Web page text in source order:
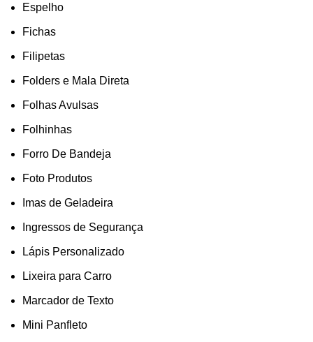
Espelho
Fichas
Filipetas
Folders e Mala Direta
Folhas Avulsas
Folhinhas
Forro De Bandeja
Foto Produtos
Imas de Geladeira
Ingressos de Segurança
Lápis Personalizado
Lixeira para Carro
Marcador de Texto
Mini Panfleto